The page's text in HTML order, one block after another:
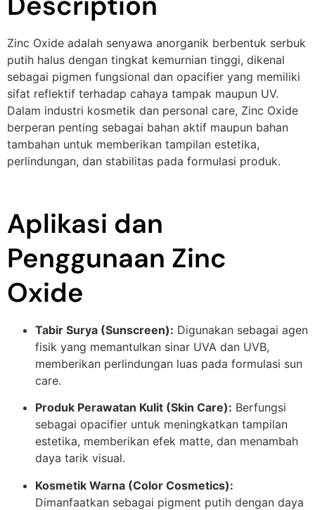
Zinc Oxide adalah senyawa anorganik berbentuk serbuk
putih halus dengan tingkat kemurnian tinggi, dikenal
sebagai pigmen fungsional dan opacifier yang memiliki
sifat reflektif terhadap cahaya tampak maupun UV.
Dalam industri kosmetik dan personal care, Zinc Oxide
berperan penting sebagai bahan aktif maupun bahan
tambahan untuk memberikan tampilan estetika,
perlindungan, dan stabilitas pada formulasi produk.
Aplikasi dan
Penggunaan Zinc
Oxide
Tabir Surya (Sunscreen): Digunakan sebagai agen
fisik yang memantulkan sinar UVA dan UVB,
memberikan perlindungan luas pada formulasi sun
care.
Produk Perawatan Kulit (Skin Care): Berfungsi
sebagai opacifier untuk meningkatkan tampilan
estetika, memberikan efek matte, dan menambah
daya tarik visual.
Kosmetik Warna (Color Cosmetics):
Dimanfaatkan sebagai pigment putih dengan daya